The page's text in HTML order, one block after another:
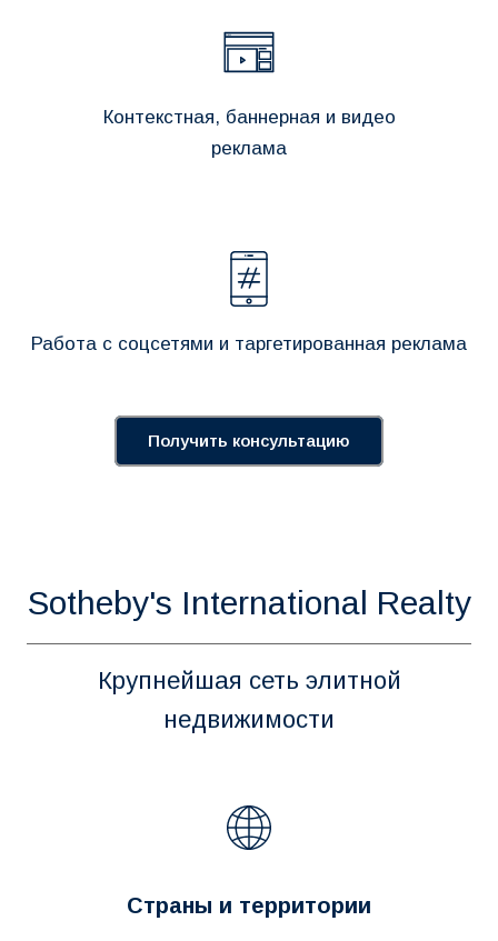
Контекстная, баннерная и видео
реклама
Работа с соцсетями и таргетированная реклама
Получить консультацию
Sotheby's International Realty
Крупнейшая сеть элитной
недвижимости
Страны и территории